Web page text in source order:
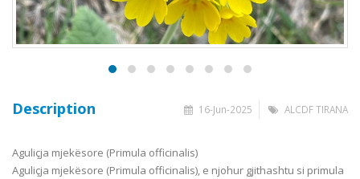
16-Jun-2025 ALCDF TIRANA
Description
Aguliçja mjekësore (Primula officinalis)
Aguliçja mjekësore (Primula officinalis), e njohur gjithashtu si primula